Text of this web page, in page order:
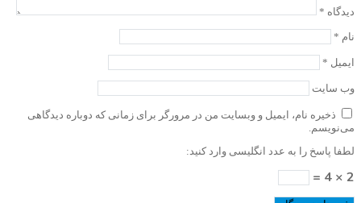
دیدگاه *
نام *
ایمیل *
وب‌ سایت
ذخیره نام، ایمیل و وبسایت من در مرورگر برای زمانی که دوباره دیدگاهی
می‌نویسم.
لطفا پاسخ را به عدد انگلیسی وارد کنید:
2 × 4 =